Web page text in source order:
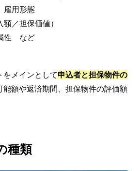
雇用形態
／担保価値）
性 など
をメインとして申込者と担保物件の
能額や返済期間、担保物件の評価額
種類